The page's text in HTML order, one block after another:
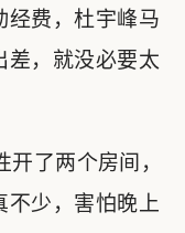
经费，杜宇峰马
差，就没必要太
了两个房间，
不少，害怕晚上